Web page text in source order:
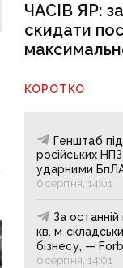
ЧАСІВ ЯР:
скидати
КОРОТКО
Генштаб
російських
ударними
6 серпня, 14:01
За
кв. м
бізнесу, —
6 серпня, 14:01